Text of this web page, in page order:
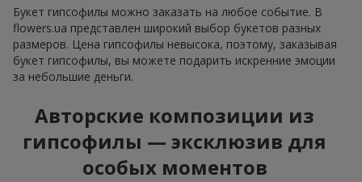
Букет гипсофилы можно заказать на любое событие. В
flowers.ua представлен широкий выбор букетов разных
размеров. Цена гипсофилы невысока, поэтому, заказывая
букет гипсофилы, вы можете подарить искренние эмоции
за небольшие деньги.
Авторские композиции из
гипсофилы — эксклюзив для
особых моментов